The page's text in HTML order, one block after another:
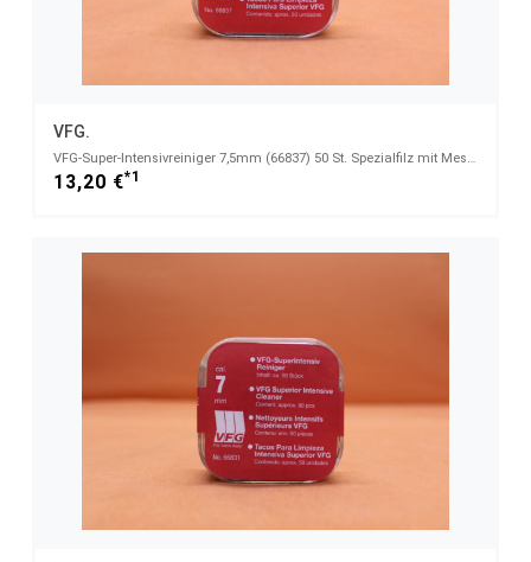
VFG.
VFG-Super-Intensivreiniger 7,5mm (66837) 50 St. Spezialfilz mit Messingfasern
13,20 €*1